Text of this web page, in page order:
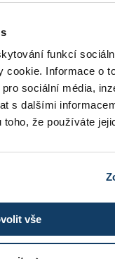
funkcí
Informace o
sociální média,
s dalšími
že používáte
vše